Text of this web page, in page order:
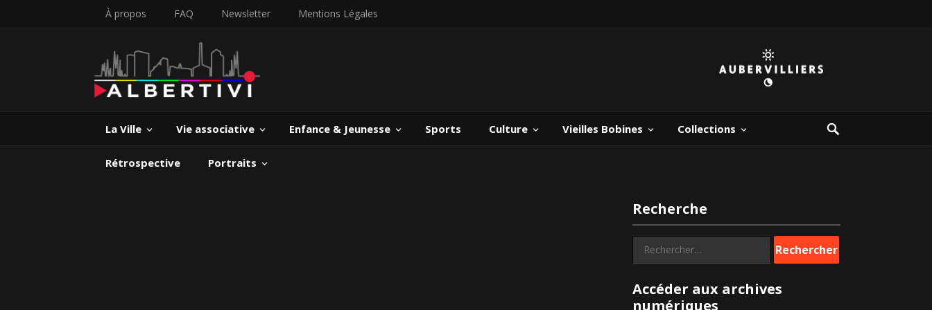
À propos FAQ Newsletter Mentions Légales
La Ville Vie associative Enfance & Jeunesse Sports Culture Vieilles Bobines Collections
Rétrospective Portraits
Recherche
Rechercher :
Accéder aux archives
numériques